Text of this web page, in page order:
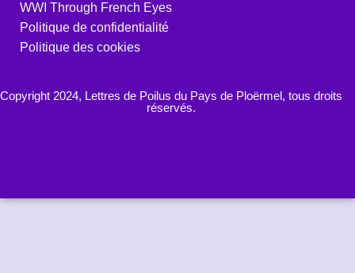
WWI Through French Eyes
Politique de confidentialité
Politique des cookies
Copyright 2024, Lettres de Poilus du Pays de Ploërmel, tous droits
réservés.